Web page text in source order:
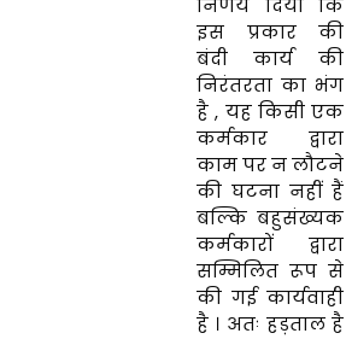
निर्णय दिया कि
इस प्रकार की
बंदी कार्य की
निरंतरता का भंग
है , यह किसी एक
कर्मकार द्वारा
काम पर न लौटने
की घटना नहीं हैं
बल्कि बहुसंख्यक
कर्मकारों द्वारा
सम्मिलित रूप से
की गई कार्यवाही
है । अतः हड़ताल है